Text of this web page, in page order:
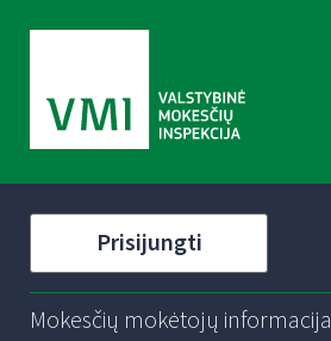
Prisijungti
Mokesčių mokėtojų informacija